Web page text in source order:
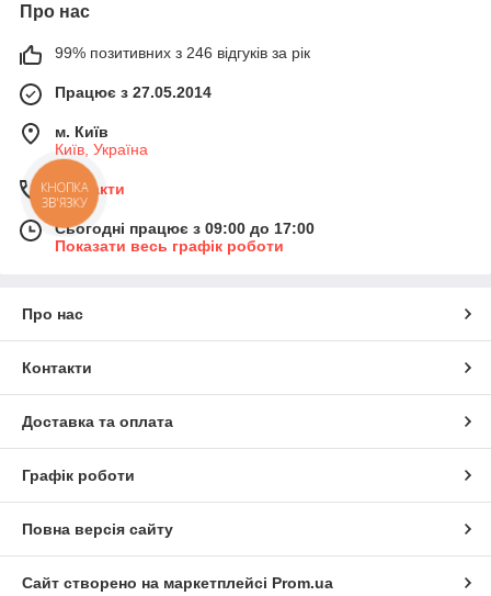
Про нас
99% позитивних з 246 відгуків за рік
Працює з 27.05.2014
м. Київ
Київ, Україна
Контакти
Сьогодні працює з 09:00 до 17:00
Показати весь графік роботи
Про нас
Контакти
Доставка та оплата
Графік роботи
Повна версія сайту
Сайт створено на маркетплейсі Prom.ua
КНОПКА
ЗВ'ЯЗКУ